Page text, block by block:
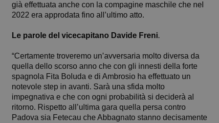
già effettuata anche con la compagine maschile che nel
2022 era approdata fino all’ultimo atto.
Le parole del vicecapitano Davide Freni.
“Certamente troveremo un’avversaria molto diversa da
quella dello scorso anno che con gli innesti della forte
spagnola Fita Boluda e di Ambrosio ha effettuato un
notevole step in avanti. Sarà una sfida molto
impegnativa e che con ogni probabilità si deciderà al
ritorno. Rispetto all’ultima gara quella persa contro
Padova sia Fetecau che Abbagnato stanno decisamente